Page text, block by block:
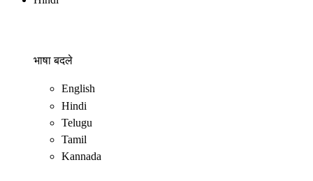
भाषा बदले
English
Hindi
Telugu
Tamil
Kannada